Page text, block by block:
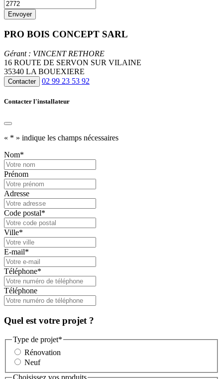
PRO BOIS CONCEPT SARL
Gérant : VINCENT RETHORE
16 ROUTE DE SERVON SUR VILAINE
35340 LA BOUEXIERE
Contacter 02 99 23 53 92
Contacter l'installateur
« * » indique les champs nécessaires
Nom*
Prénom
Adresse
Code postal*
Ville*
E-mail*
Téléphone*
Téléphone
Quel est votre projet ?
Type de projet*
Rénovation
Neuf
Choisissez vos produits